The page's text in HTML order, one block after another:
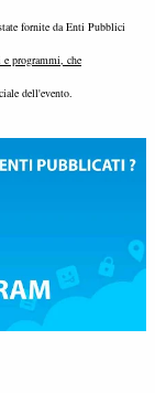
fornite da Enti Pubblici
programmi, che
dell'evento.